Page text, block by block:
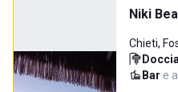
Niki
Chieti,
Bar·e